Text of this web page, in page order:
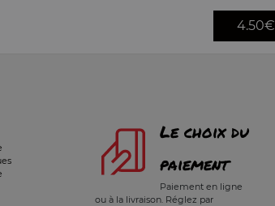
4.50€
Le choix du
paiement
Paiement en ligne
ou à la livraison. Réglez par